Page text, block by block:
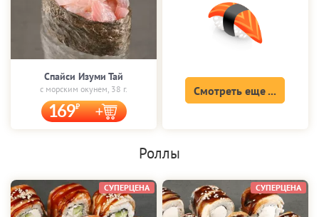
Спайси Изуми Тай
с морским окунем, 38 г.
169
Смотреть еще ...
Роллы
СУПЕРЦЕНА СУПЕРЦЕНА